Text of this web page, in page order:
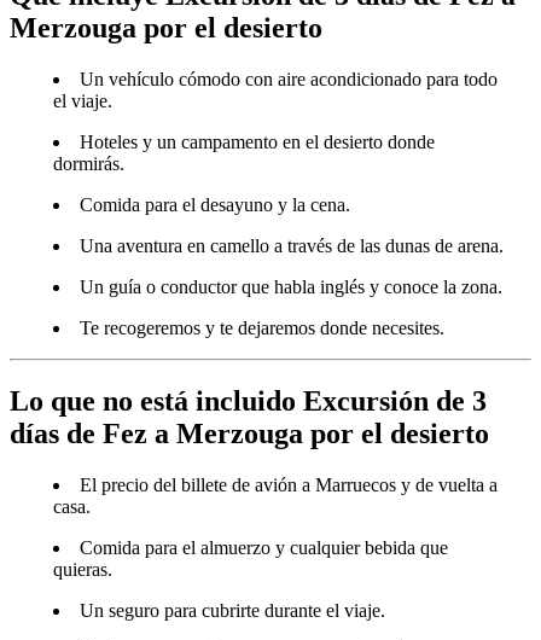
Merzouga por el desierto
Un vehículo cómodo con aire acondicionado para todo
el viaje.
Hoteles y un campamento en el desierto donde
dormirás.
Comida para el desayuno y la cena.
Una aventura en camello a través de las dunas de arena.
Un guía o conductor que habla inglés y conoce la zona.
Te recogeremos y te dejaremos donde necesites.
Lo que no está incluido Excursión de 3
días de Fez a Merzouga por el desierto
El precio del billete de avión a Marruecos y de vuelta a
casa.
Comida para el almuerzo y cualquier bebida que
quieras.
Un seguro para cubrirte durante el viaje.